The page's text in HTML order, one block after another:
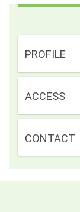
PROFILE
ACCESS
CONTACT